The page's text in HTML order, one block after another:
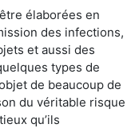
élaborées en
des infections,
et aussi des
types de
de beaucoup de
du véritable risque
qu’ils